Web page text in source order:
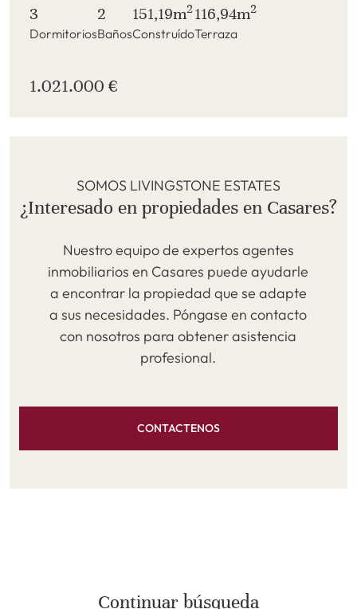
3
Dormitorios
2
Baños
151,19m2
Construído
116,94m2
Terraza
1.021.000 €
SOMOS LIVINGSTONE ESTATES
¿Interesado en propiedades en Casares?
Nuestro equipo de expertos agentes
inmobiliarios en Casares puede ayudarle
a encontrar la propiedad que se adapte
a sus necesidades. Póngase en contacto
con nosotros para obtener asistencia
profesional.
CONTACTENOS
Continuar búsqueda